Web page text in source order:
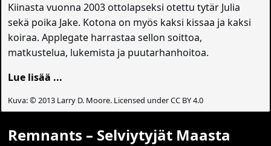
Kiinasta vuonna 2003 ottolapseksi otettu tytär Julia
sekä poika Jake. Kotona on myös kaksi kissaa ja kaksi
koiraa. Applegate harrastaa sellon soittoa,
matkustelua, lukemista ja puutarhanhoitoa.
Lue lisää ...
Kuva: © 2013 Larry D. Moore. Licensed under CC BY 4.0
Remnants – Selviytyjät Maasta